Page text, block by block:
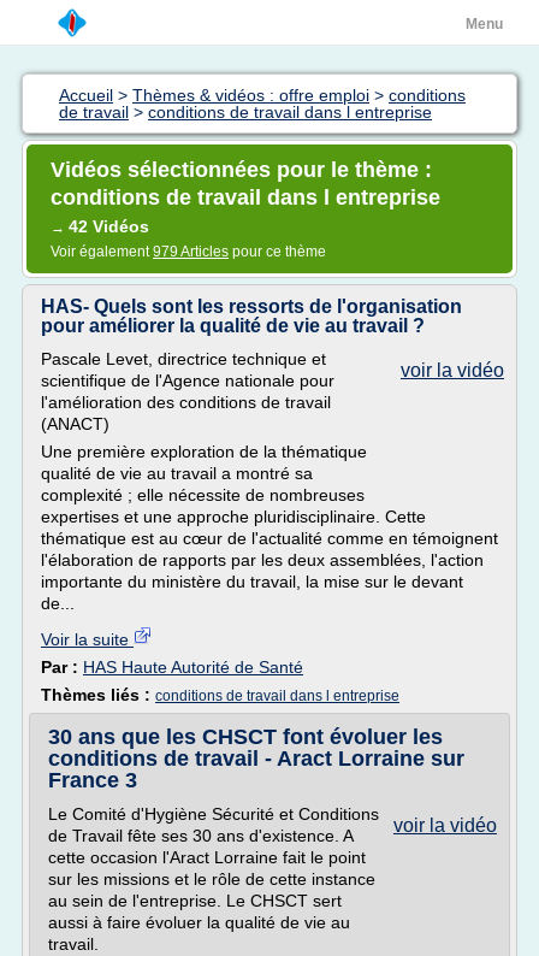
Menu
Accueil > Thèmes & vidéos : offre emploi > conditions
de travail > conditions de travail dans l entreprise
Vidéos sélectionnées pour le thème :
conditions de travail dans l entreprise
→ 42 Vidéos
Voir également979 Articles pour ce thème
HAS- Quels sont les ressorts de l'organisation
pour améliorer la qualité de vie au travail ?
voir la vidéo
Pascale Levet, directrice technique et
scientifique de l'Agence nationale pour
l'amélioration des conditions de travail
(ANACT)
Une première exploration de la thématique
qualité de vie au travail a montré sa
complexité ; elle nécessite de nombreuses
expertises et une approche pluridisciplinaire. Cette
thématique est au cœur de l'actualité comme en témoignent
l'élaboration de rapports par les deux assemblées, l'action
importante du ministère du travail, la mise sur le devant
de...
Voir la suite
Par : HAS Haute Autorité de Santé
Thèmes liés : conditions de travail dans l entreprise
30 ans que les CHSCT font évoluer les
conditions de travail - Aract Lorraine sur
France 3
voir la vidéo
Le Comité d'Hygiène Sécurité et Conditions
de Travail fête ses 30 ans d'existence. A
cette occasion l'Aract Lorraine fait le point
sur les missions et le rôle de cette instance
au sein de l'entreprise. Le CHSCT sert
aussi à faire évoluer la qualité de vie au
travail.